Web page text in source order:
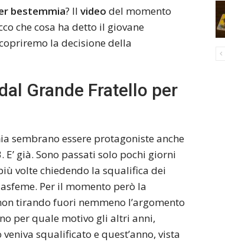
bestemmia? Il video del momento
che cosa ha detto il giovane
la decisione della
Grande Fratello per
sembrano essere protagoniste anche
già. Sono passati solo pochi giorni
volte chiedendo la squalifica dei
Per il momento però la
tirando fuori nemmeno l’argomento
per quale motivo gli altri anni,
squalificato e quest’anno, vista